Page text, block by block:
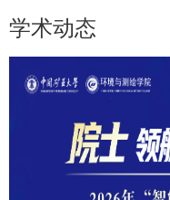
学术动态